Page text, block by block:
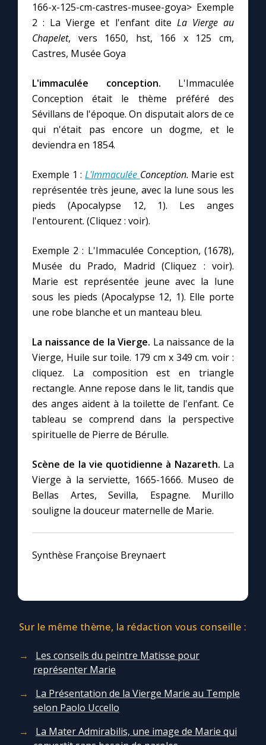
166-x-125-cm-castres-musee-goya> Exemple
2 : La Vierge et l'enfant dite La Vierge au
Chapelet, vers 1650, hst, 166 x 125 cm,
Castres, Musée Goya
L'immaculée conception. L'Immaculée
Conception était le thème préféré des
Sévillans de l'époque. On disputait alors de ce
qui n'était pas encore un dogme, et le
deviendra en 1854.
Exemple 1 : L'Immaculée Conception. Marie est
représentée très jeune, avec la lune sous les
pieds (Apocalypse 12, 1). Les anges
l'entourent. (Cliquez : voir).
Exemple 2 : L'Immaculée Conception, (1678),
Musée du Prado, Madrid (Cliquez : voir).
Marie est représentée jeune avec la lune
sous les pieds (Apocalypse 12, 1). Elle porte
une robe blanche et un manteau bleu.
La naissance de la Vierge. La naissance de la
Vierge, Huile sur toile. 179 cm x 349 cm. voir :
cliquez. La composition est en triangle
rectangle. Anne repose dans le lit, tandis que
des anges aident à la toilette de l'enfant. Ce
tableau se comprend dans la perspective
spirituelle de Pierre de Bérulle.
Scène de la vie quotidienne à Nazareth. La
Vierge à la serviette, 1665-1666. Museo de
Bellas Artes, Sevilla, Espagne. Murillo
souligne la douceur maternelle de Marie.
Synthèse Françoise Breynaert
Sur le même thème, la rédaction vous conseille :
Les conseils du peintre Matisse pour
représenter Marie
La Présentation de la Vierge Marie au Temple
selon Paolo Uccello
La Mater Admirabilis, une image de Marie qui